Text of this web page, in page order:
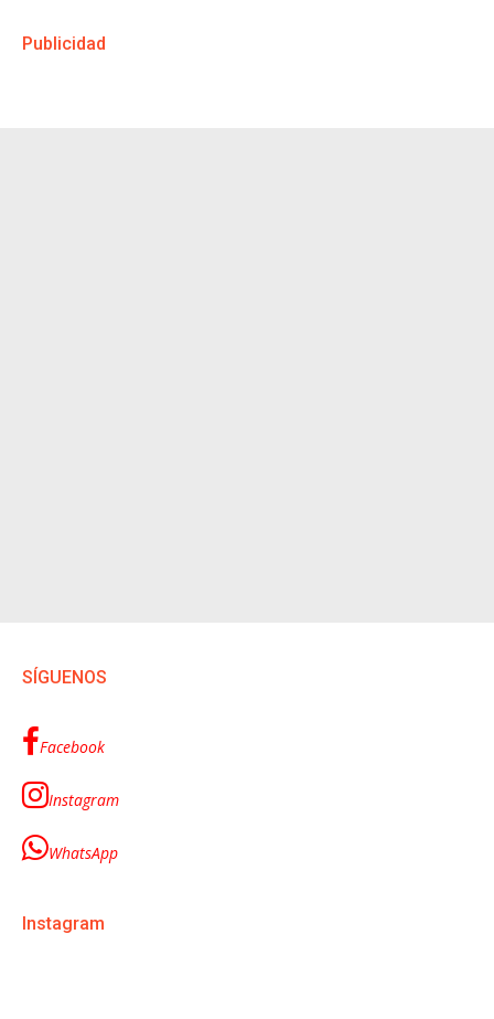
Publicidad
SÍGUENOS
Facebook
Instagram
WhatsApp
Instagram